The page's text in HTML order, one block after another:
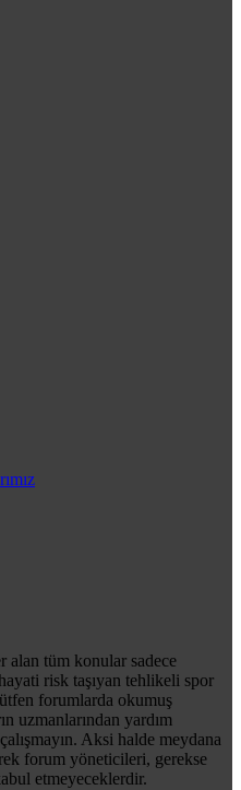
alan tüm konular sadece
risk taşıyan tehlikeli spor
forumlarda okumuş
uzmanlarından yardım
Aksi halde meydana
forum yöneticileri, gerekse
etmeyeceklerdir.